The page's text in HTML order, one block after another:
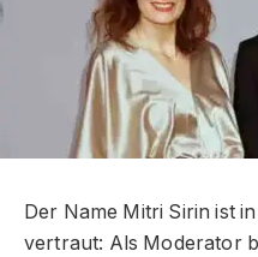
Der Name Mitri Sirin ist
vertraut: Als Moderator